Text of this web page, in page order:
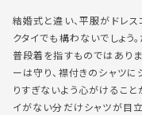
結婚式と違い、平服がドレ
クタイでも構わないでしょう
普段着を指すものではあり
ーは守り、襟付きのシャツに
りすぎないよう心がけること
イがない分だけシャツが目